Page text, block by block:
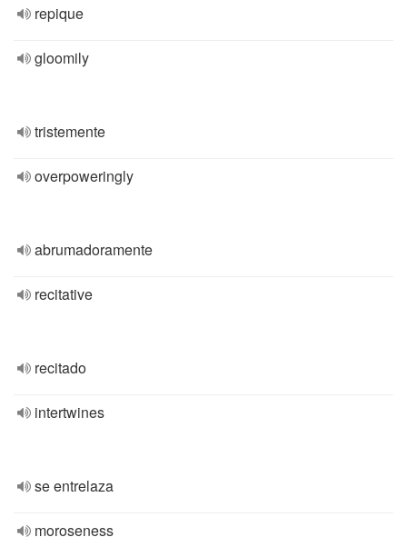
repique
gloomily
tristemente
overpoweringly
abrumadoramente
recitative
recitado
intertwines
se entrelaza
moroseness